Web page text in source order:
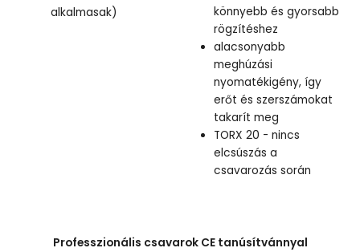
alkalmasak)
könnyebb és gyorsabb
rögzítéshez
alacsonyabb
meghúzási
nyomatékigény, így
erőt és szerszámokat
takarít meg
TORX 20 - nincs
elcsúszás a
csavarozás során
Professzionális csavarok CE tanúsítvánnyal